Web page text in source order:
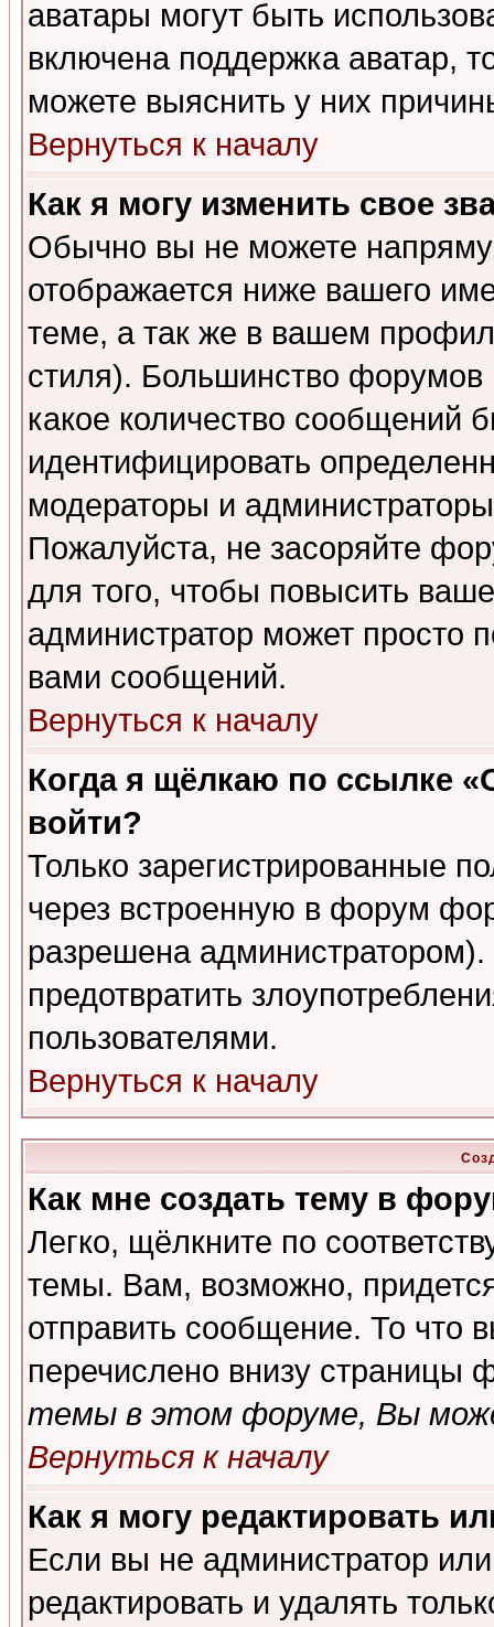
аватары могут быть
включена поддержка аватар,
можете выяснить у них
Вернуться к началу
Как я могу изменить свое
Обычно вы не можете
отображается ниже вашего
теме, а так же в вашем
стиля). Большинство форумов
какое количество сообщений
идентифицировать
модераторы и
Пожалуйста, не засоряйте
для того, чтобы повысить
администратор может просто
вами сообщений.
Вернуться к началу
Когда я щёлкаю по ссылке
войти?
Только зарегистрированные
через встроенную в форум
разрешена
предотвратить
пользователями.
Вернуться к началу
Как мне создать тему в
Легко, щёлкните по
темы. Вам, возможно,
отправить сообщение. То что
перечислено внизу страницы
темы в этом форуме, Вы
Вернуться к началу
Как я могу редактировать
Если вы не администратор
редактировать и удалять